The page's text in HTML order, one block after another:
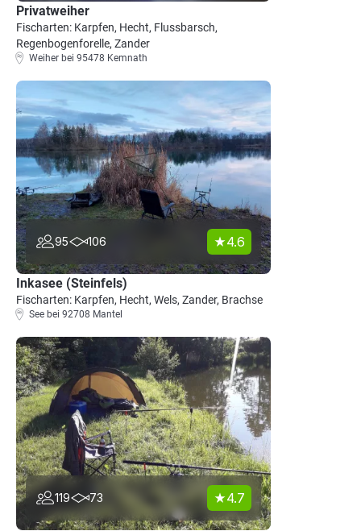
Privatweiher
Fischarten: Karpfen, Hecht, Flussbarsch,
Regenbogenforelle, Zander
Weiher bei 95478 Kemnath
95 106 4.6
Inkasee (Steinfels)
Fischarten: Karpfen, Hecht, Wels, Zander, Brachse
See bei 92708 Mantel
119 73 4.7